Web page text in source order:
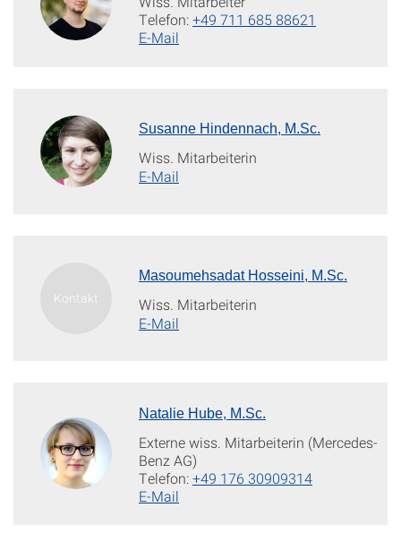
Telefon:+49 711 685 88621
E-Mail
Susanne Hindennach, M.Sc.
Wiss. Mitarbeiterin
E-Mail
Masoumehsadat Hosseini, M.Sc.
Wiss. Mitarbeiterin
E-Mail
Natalie Hube, M.Sc.
Externe wiss. Mitarbeiterin (Mercedes-
Benz AG)
Telefon:+49 176 30909314
E-Mail